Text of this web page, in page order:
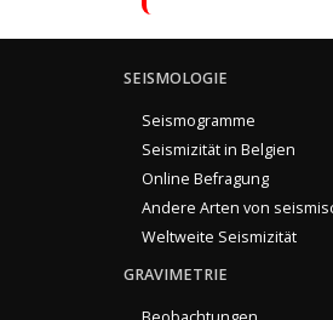
SEISMOLOGIE
Seismogramme
Seismizität in Belgien
Online Befragung
Andere Arten von
Weltweite Seismizität
GRAVIMETRIE